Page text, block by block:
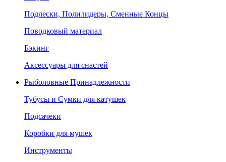
Подлески, Полилидеры, Сменные Концы
Поводковый материал
Бэкинг
Аксессуары для снастей
Рыболовные Принадлежности
Тубусы и Сумки для катушек
Подсачеки
Коробки для мушек
Инструменты